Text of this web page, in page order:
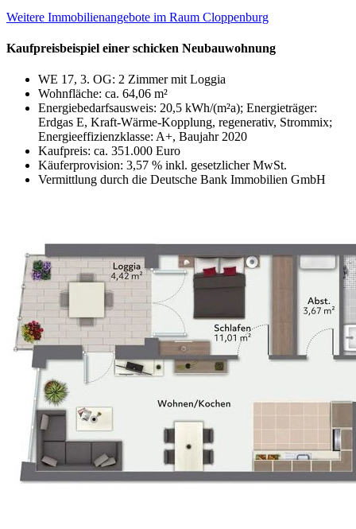
Weitere Immobilienangebote im Raum Cloppenburg
Kaufpreisbeispiel einer schicken Neubauwohnung
WE 17, 3. OG: 2 Zimmer mit Loggia
Wohnfläche: ca. 64,06 m²
Energiebedarfsausweis: 20,5 kWh/(m²a); Energieträger:
Erdgas E, Kraft-Wärme-Kopplung, regenerativ, Strommix;
Energieeffizienzklasse: A+, Baujahr 2020
Kaufpreis: ca. 351.000 Euro
Käuferprovision: 3,57 % inkl. gesetzlicher MwSt.
Vermittlung durch die Deutsche Bank Immobilien GmbH